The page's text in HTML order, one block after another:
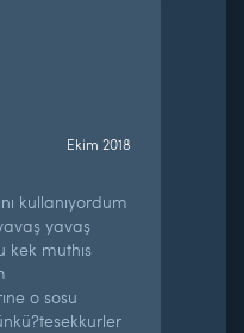
Ekim 2018
kullanıyordum
yavaş
kek muthıs
o sosu